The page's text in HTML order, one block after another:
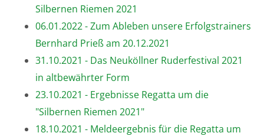
Silbernen Riemen 2021
06.01.2022 - Zum Ableben unsere Erfolgstrainers
Bernhard Prieß am 20.12.2021
31.10.2021 - Das Neuköllner Ruderfestival 2021
in altbewährter Form
23.10.2021 - Ergebnisse Regatta um die
"Silbernen Riemen 2021"
18.10.2021 - Meldeergebnis für die Regatta um